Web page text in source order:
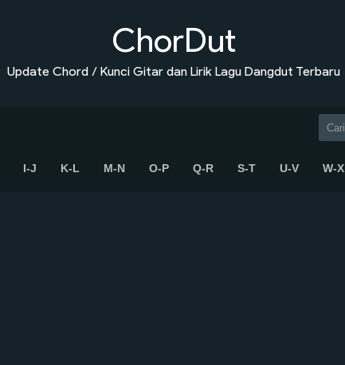
ChorDut
Update Chord / Kunci Gitar dan Lirik Lagu Dangdut Terbaru
I-J K-L M-N O-P Q-R S-T U-V W-X